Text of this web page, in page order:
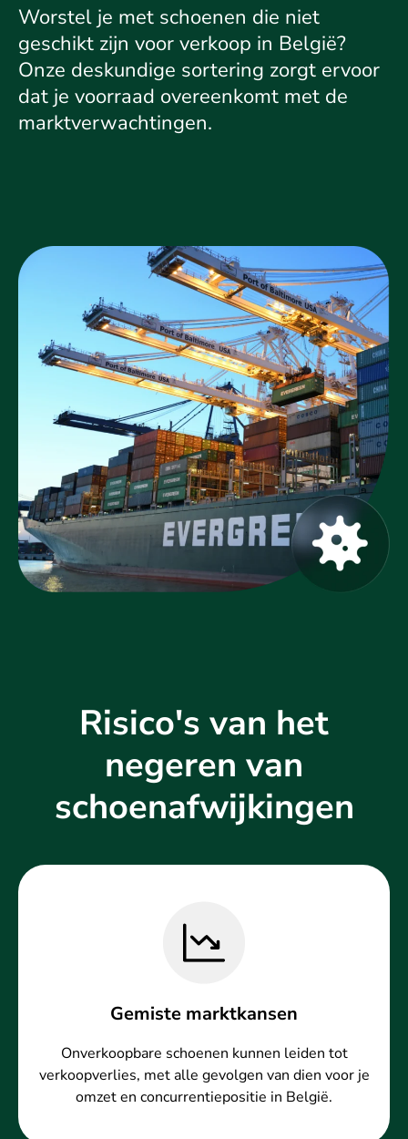
Worstel je met schoenen die niet
geschikt zijn voor verkoop in België?
Onze deskundige sortering zorgt ervoor
dat je voorraad overeenkomt met de
marktverwachtingen.
Risico's van het
negeren van
schoenafwijkingen
Gemiste marktkansen
Onverkoopbare schoenen kunnen leiden tot
verkoopverlies, met alle gevolgen van dien voor je
omzet en concurrentiepositie in België.